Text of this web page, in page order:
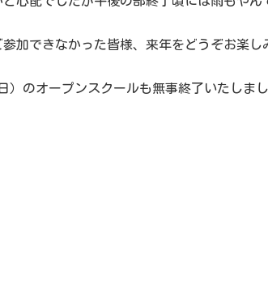
加できなかった皆様、来年をどうぞお楽し
）のオープンスクールも無事終了いたしま